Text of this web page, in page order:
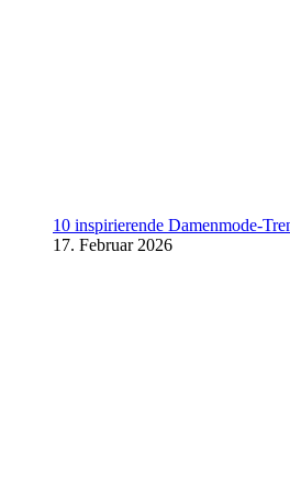
10 inspirierende Damenmode-
17. Februar 2026